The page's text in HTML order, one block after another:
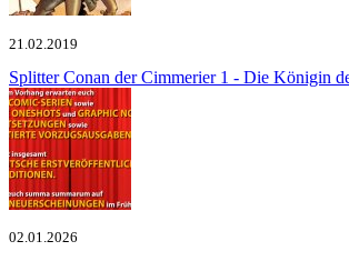
21.02.2019
SplitterConan der Cimmerier 1 - Die Königin
02.01.2026